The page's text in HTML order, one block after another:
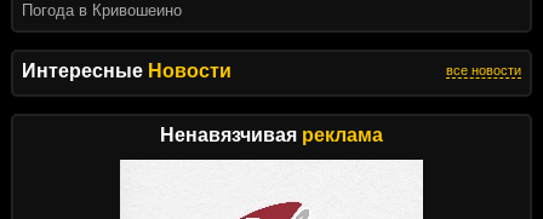
Интересные Новости все новости
Ненавязчивая реклама
Погода в Кривошеино